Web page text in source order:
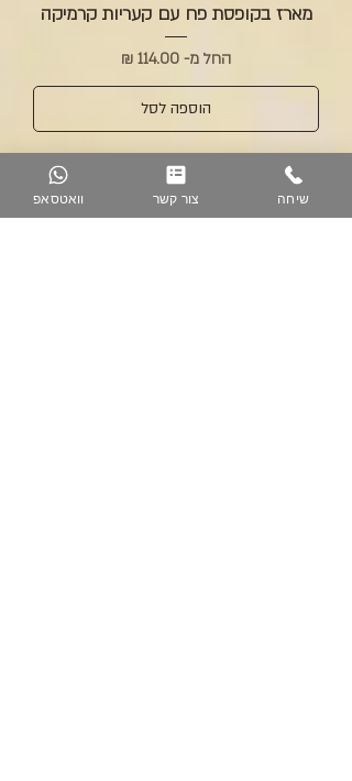
מארז בקופסת פח עם קעריות קרמיקה
החל מ-
מחיר מבצע
הוספה לסל
וואטסאפ צור קשר שיחה